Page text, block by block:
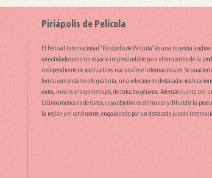
Piriápolis de Película
El Festival Internacional “Piriápolis de Película” es una muestra
consolidado como un espacio imprescindible para el encuentro de la
independiente de realizadores nacionales e internacionales. Se
forma completamente gratuita, una selección de destacadas
cortos, medios y largometrajes, de todos los géneros. Además cuenta con
Latinoamericano de Cortos, cuyo objetivo es estimular y difundir la
la región y el continente, engalanado por un destacado jurado